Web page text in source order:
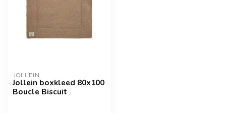
JOLLEIN
Jollein boxkleed 80x100
Boucle Biscuit